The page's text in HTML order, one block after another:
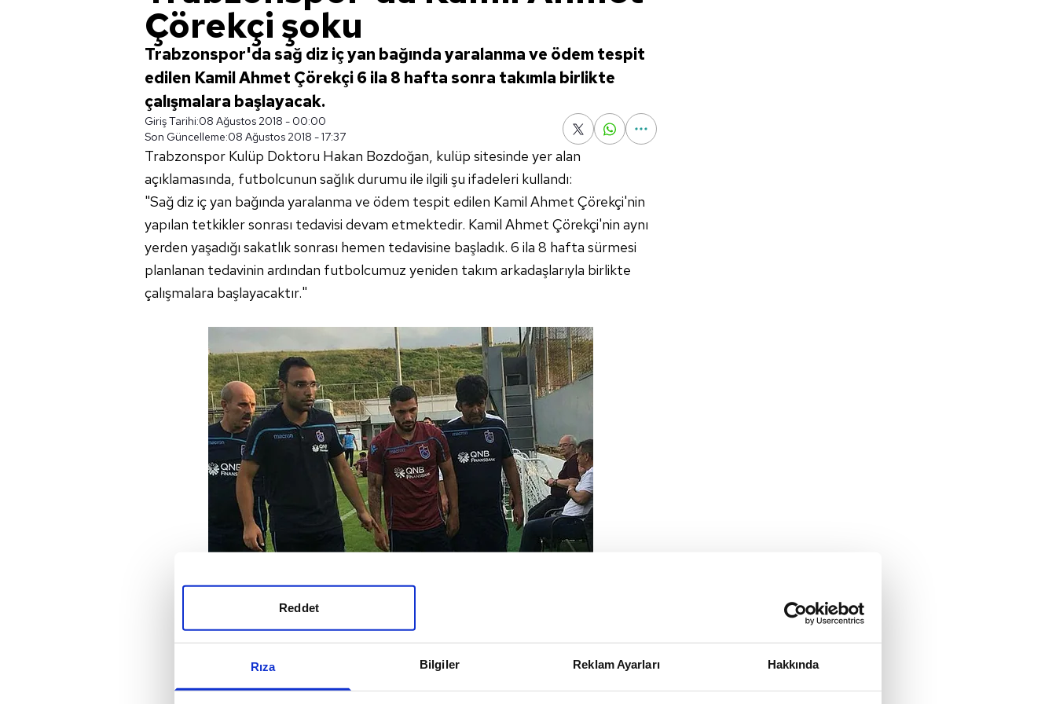
Rıza Bilgiler Reklam Ayarları Hakkında
Reddet
Çörekçi şoku
Trabzonspor'da sağ diz iç yan bağında yaralanma ve ödem tespit
edilen Kamil Ahmet Çörekçi 6 ila 8 hafta sonra takımla birlikte
çalışmalara başlayacak.
Giriş Tarihi:08 Ağustos 2018 - 00:00
Son Güncelleme:08 Ağustos 2018 - 17:37
Trabzonspor Kulüp Doktoru Hakan Bozdoğan, kulüp sitesinde yer alan
açıklamasında, futbolcunun sağlık durumu ile ilgili şu ifadeleri kullandı:
"Sağ diz iç yan bağında yaralanma ve ödem tespit edilen Kamil Ahmet Çörekçi'nin
yapılan tetkikler sonrası tedavisi devam etmektedir. Kamil Ahmet Çörekçi'nin aynı
yerden yaşadığı sakatlık sonrası hemen tedavisine başladık. 6 ila 8 hafta sürmesi
planlanan tedavinin ardından futbolcumuz yeniden takım arkadaşlarıyla birlikte
çalışmalara başlayacaktır."